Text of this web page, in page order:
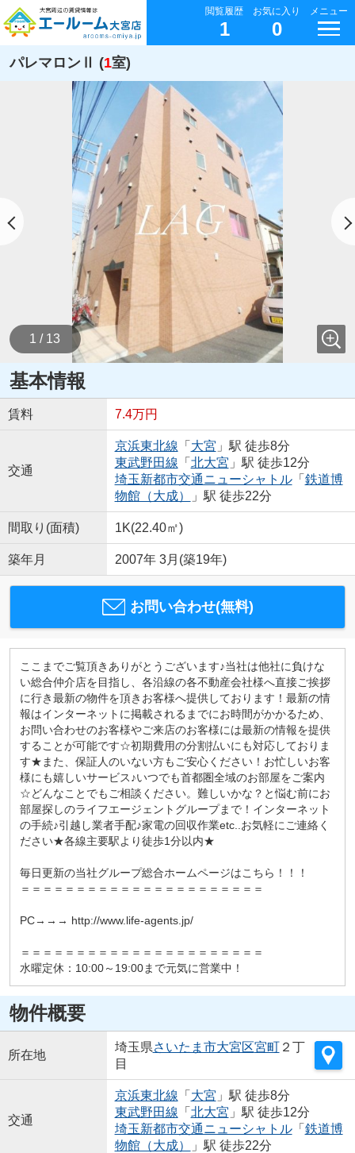
閲覧履歴
1
お気に入り
0
メニュー
パレマロンⅡ (1室)
1 / 13
基本情報
賃料 7.4万円
交通
京浜東北線 「 大宮 」駅 徒歩8分
東武野田線 「 北大宮 」駅 徒歩12分
埼玉新都市交通ニューシャトル「 鉄道博
物館（大成）
」駅 徒歩22分
間取り(面積) 1K(22.40㎡)
築年月 2007年 3月(築19年)
お問い合わせ(無料)
ここまでご覧頂きありがとうございます♪当社は他社に負けな
い総合仲介店を目指し、各沿線の各不動産会社様へ直接ご挨拶
に行き最新の物件を頂きお客様へ提供しております！最新の情
報はインターネットに掲載されるまでにお時間がかかるため、
お問い合わせのお客様やご来店のお客様には最新の情報を提供
することが可能です☆初期費用の分割払いにも対応しておりま
す★また、保証人のいない方もご安心ください！お忙しいお客
様にも嬉しいサービス♪いつでも首都圏全域のお部屋をご案内
☆どんなことでもご相談ください。難しいかな？と悩む前にお
部屋探しのライフエージェントグループまで！インターネット
の手続♪引越し業者手配♪家電の回収作業etc..お気軽にご連絡く
ださい★各線主要駅より徒歩1分以内★
毎日更新の当社グループ総合ホームページはこちら！！！
＝＝＝＝＝＝＝＝＝＝＝＝＝＝＝＝＝＝＝＝＝＝
PC→→→ http://www.life-agents.jp/
＝＝＝＝＝＝＝＝＝＝＝＝＝＝＝＝＝＝＝＝＝＝
水曜定休：10:00～19:00まで元気に営業中！
物件概要
所在地
埼玉県さいたま市大宮区宮町２丁
目
交通
京浜東北線 「 大宮 」駅 徒歩8分
東武野田線 「 北大宮 」駅 徒歩12分
埼玉新都市交通ニューシャトル「 鉄道博
物館（大成）
」駅 徒歩22分